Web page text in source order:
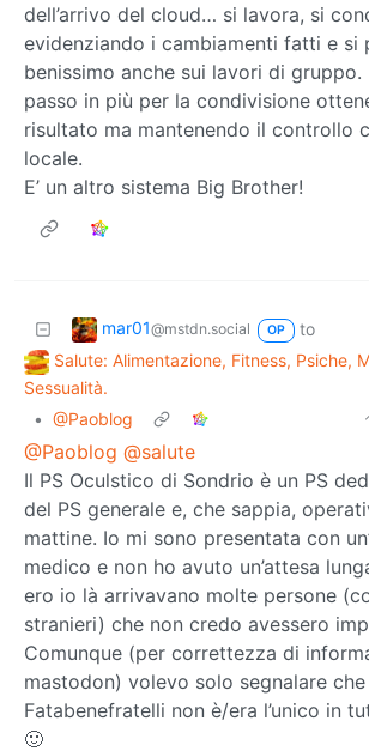
dell’arrivo del cloud… si lavora, si
evidenziando i cambiamenti fatti e si
benissimo anche sui lavori di
passo in più per la condivisione
risultato ma mantenendo il controllo
locale.
E’ un altro sistema Big Brother!
mar01@mstdn.social OP
to
Salute: Alimentazione, Fitness, Psiche,
Sessualità.
• @Paoblog
@Paoblog @salute
Il PS Oculstico di Sondrio è un PS
del PS generale e, che sappia,
mattine. Io mi sono presentata con
medico e non ho avuto un’attesa
ero io là arrivavano molte persone
stranieri) che non credo avessero
Comunque (per correttezza di
mastodon) volevo solo segnalare che
Fatabenefratelli non è/era l’unico in
🙂